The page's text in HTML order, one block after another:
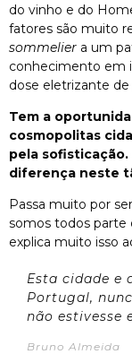
do vinho e do
fatores são muito
sommelier a um
conhecimento em
dose eletrizante
Tem a
cosmopolitas
pela sofisticação.
diferença neste
Passa muito por
somos todos parte
explica muito isso
Esta cidade e
Portugal,
não estivesse
Bruno Almeida